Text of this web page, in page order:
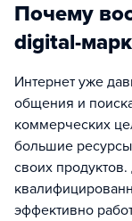
Почему
digital-
Интернет уже
общения и
коммерческих
большие
своих
эффективно